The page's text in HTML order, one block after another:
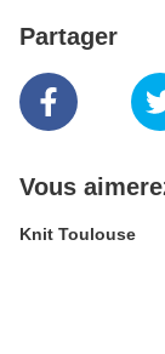
Partager
Vous
Knit Toulouse